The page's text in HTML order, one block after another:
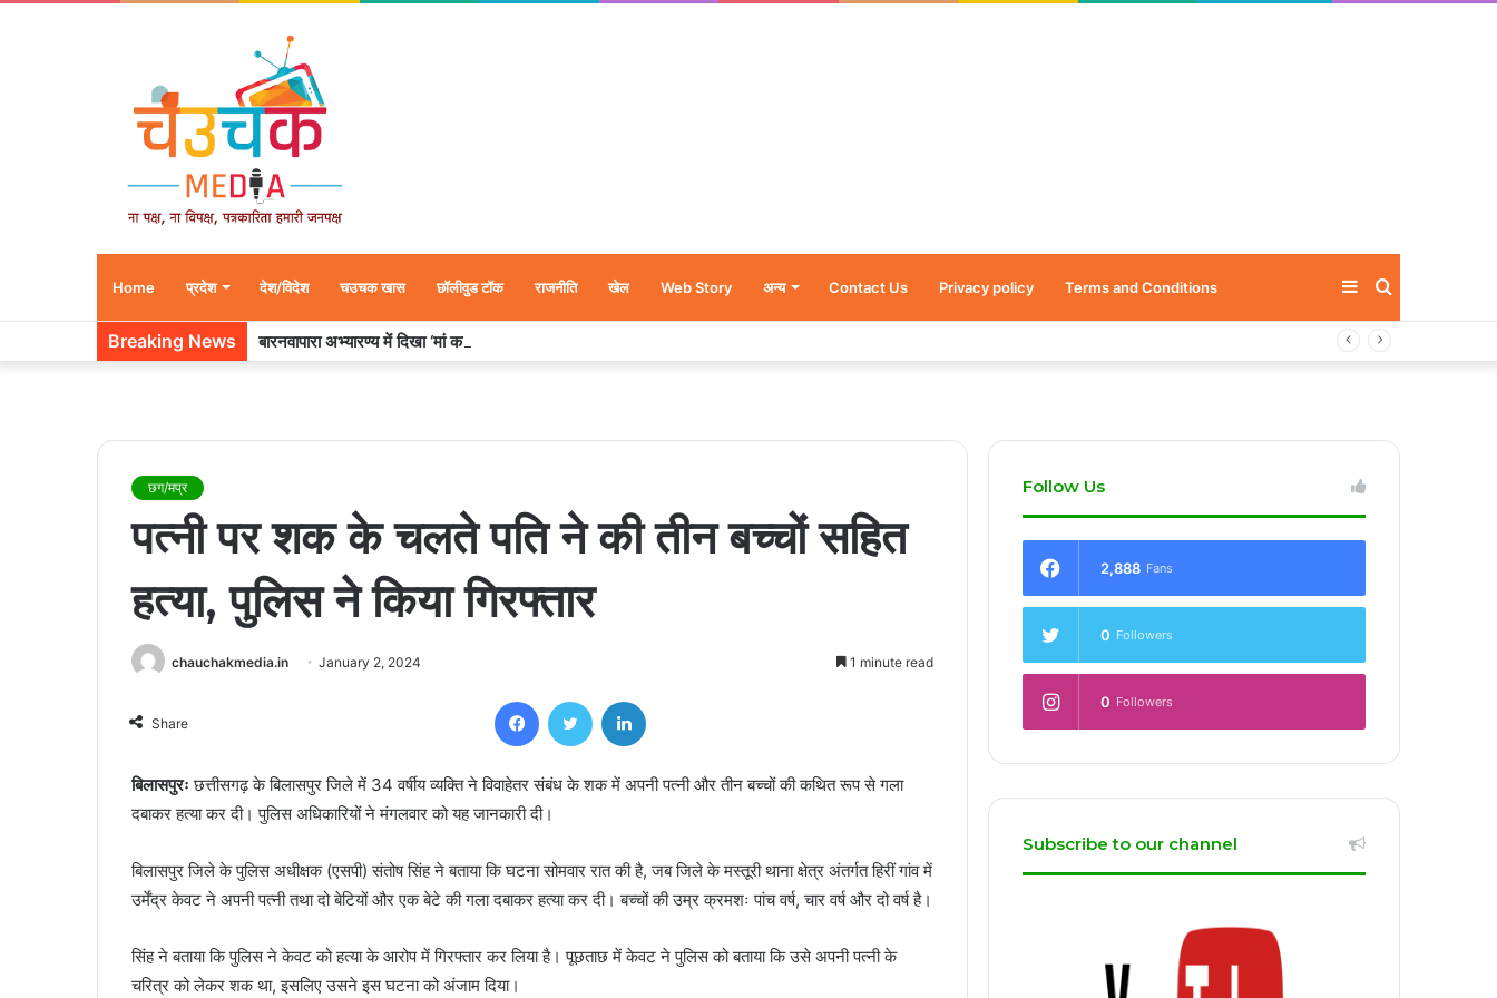
Home प्रदेश देश/विदेश चउचक खास छॉलीवुड टॉक राजनीति खेल Web Story अन्य Contact Us Privacy policy Terms and Conditions Sidebar
Breaking News बारनवापारा अभ्यारण्य में दिखा ‘मां का प्यार’, नन्हें शावकों को पीठ पर बैठाकर घूमती दिखी मादा भालू
छग/मप्र
पत्नी पर शक के चलते पति ने की तीन बच्चों सहित
हत्या, पुलिस ने किया गिरफ्तार
chauchakmedia.in January 2, 2024 1 minute read
Share
FacebookTwitter
बिलासपुरः छत्तीसगढ़ के बिलासपुर जिले में 34 वर्षीय व्यक्ति ने विवाहेतर संबंध के शक में अपनी पत्नी और तीन बच्चों की कथित रूप से गला
दबाकर हत्या कर दी। पुलिस अधिकारियों ने मंगलवार को यह जानकारी दी।
बिलासपुर जिले के पुलिस अधीक्षक (एसपी) संतोष सिंह ने बताया कि घटना सोमवार रात की है, जब जिले के मस्तूरी थाना क्षेत्र अंतर्गत हिरीं गांव में
उर्मेंद्र केवट ने अपनी पत्नी तथा दो बेटियों और एक बेटे की गला दबाकर हत्या कर दी। बच्चों की उम्र क्रमशः पांच वर्ष, चार वर्ष और दो वर्ष है।
सिंह ने बताया कि पुलिस ने केवट को हत्या के आरोप में गिरफ्तार कर लिया है। पूछताछ में केवट ने पुलिस को बताया कि उसे अपनी पत्नी के
चरित्र को लेकर शक था, इसलिए उसने इस घटना को अंजाम दिया।
Follow Us
2,888 Fans
0 Followers
0 Followers
Subscribe to our channel